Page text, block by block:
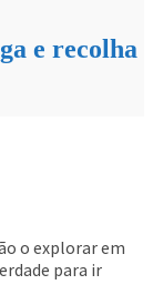
e recolha
o explorar em
para ir